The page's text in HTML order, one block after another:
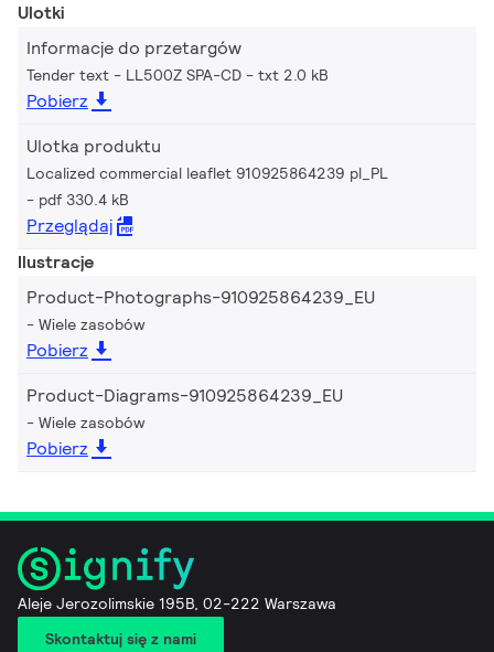
Ulotki
Informacje do przetargów
Tender text - LL500Z SPA-CD txt 2.0 kB
Pobierz
Ulotka produktu
Localized commercial leaflet 910925864239 pl_PL
pdf 330.4 kB
Przeglądaj
Ilustracje
Product-Photographs-910925864239_EU
Wiele zasobów
Pobierz
Product-Diagrams-910925864239_EU
Wiele zasobów
Pobierz
Aleje Jerozolimskie 195B, 02-222 Warszawa
Skontaktuj się z nami